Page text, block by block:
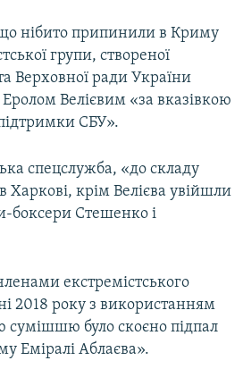
що нібито припинили в Криму
групи, створеної
Верховної ради України
Велієвим «за вказівкою
СБУ».
спецслужба, «до складу
Харкові, крім Велієва увійшли
боксери Стешенко і
екстремістського
2018 року з використанням
сумішшю було скоєно підпал
Еміралі Аблаєва».